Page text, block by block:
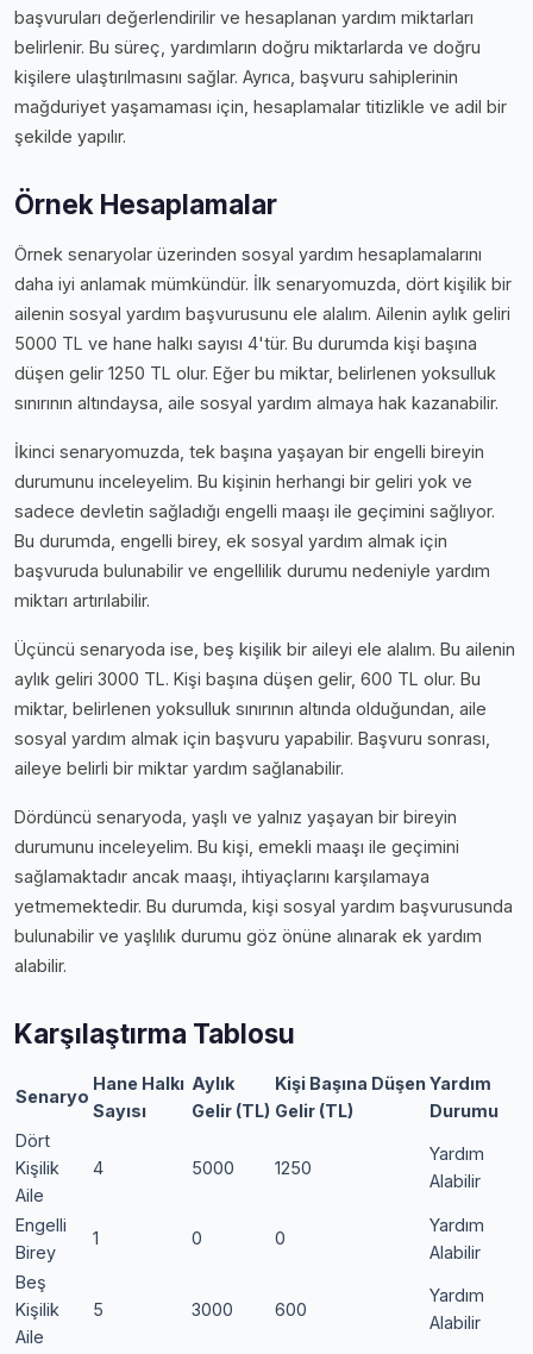
başvuruları değerlendirilir ve hesaplanan yardım miktarları
belirlenir. Bu süreç, yardımların doğru miktarlarda ve doğru
kişilere ulaştırılmasını sağlar. Ayrıca, başvuru sahiplerinin
mağduriyet yaşamaması için, hesaplamalar titizlikle ve adil bir
şekilde yapılır.
Örnek Hesaplamalar
Örnek senaryolar üzerinden sosyal yardım hesaplamalarını
daha iyi anlamak mümkündür. İlk senaryomuzda, dört kişilik bir
ailenin sosyal yardım başvurusunu ele alalım. Ailenin aylık geliri
5000 TL ve hane halkı sayısı 4'tür. Bu durumda kişi başına
düşen gelir 1250 TL olur. Eğer bu miktar, belirlenen yoksulluk
sınırının altındaysa, aile sosyal yardım almaya hak kazanabilir.
İkinci senaryomuzda, tek başına yaşayan bir engelli bireyin
durumunu inceleyelim. Bu kişinin herhangi bir geliri yok ve
sadece devletin sağladığı engelli maaşı ile geçimini sağlıyor.
Bu durumda, engelli birey, ek sosyal yardım almak için
başvuruda bulunabilir ve engellilik durumu nedeniyle yardım
miktarı artırılabilir.
Üçüncü senaryoda ise, beş kişilik bir aileyi ele alalım. Bu ailenin
aylık geliri 3000 TL. Kişi başına düşen gelir, 600 TL olur. Bu
miktar, belirlenen yoksulluk sınırının altında olduğundan, aile
sosyal yardım almak için başvuru yapabilir. Başvuru sonrası,
aileye belirli bir miktar yardım sağlanabilir.
Dördüncü senaryoda, yaşlı ve yalnız yaşayan bir bireyin
durumunu inceleyelim. Bu kişi, emekli maaşı ile geçimini
sağlamaktadır ancak maaşı, ihtiyaçlarını karşılamaya
yetmemektedir. Bu durumda, kişi sosyal yardım başvurusunda
bulunabilir ve yaşlılık durumu göz önüne alınarak ek yardım
alabilir.
Karşılaştırma Tablosu
Senaryo
Hane Halkı
Sayısı
Aylık
Gelir (TL)
Kişi Başına Düşen
Gelir (TL)
Yardım
Durumu
Dört
Kişilik
Aile
4 5000 1250
Yardım
Alabilir
Engelli
Birey
1 0 0
Yardım
Alabilir
Beş
Kişilik
Aile
5 3000 600
Yardım
Alabilir